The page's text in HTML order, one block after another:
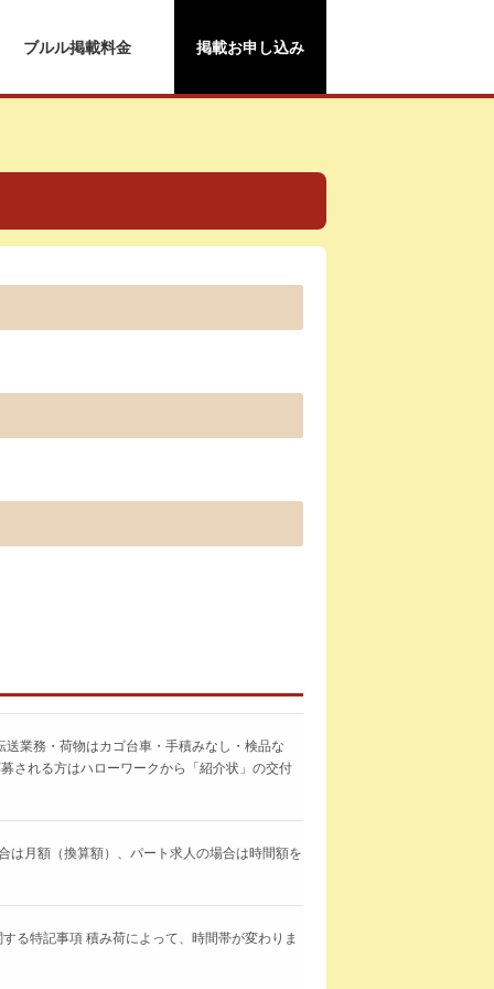
ブルル掲載料金 掲載お申し込み
業務・荷物はカゴ台車・手積みなし・検品な
される方はハローワークから「紹介状」の交付
月額（換算額）、パート求人の場合は時間額を
る特記事項 積み荷によって、時間帯が変わりま